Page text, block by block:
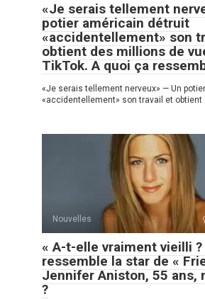
«Je serais tellement
potier américain détruit
«accidentellement» son
obtient des millions de
TikTok. A quoi ça
«Je serais tellement nerveux» — Un
«accidentellement» son travail et obtient
Nouvelles
« A-t-elle vraiment vieilli
ressemble la star de «
Jennifer Aniston, 55 ans,
?